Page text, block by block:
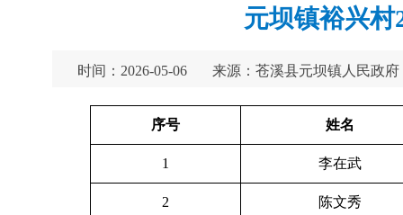
元坝镇裕兴村
时间：2026-05-06 来源：苍溪县元坝镇人民政府
序号 姓名
1 李在武
2 陈文秀